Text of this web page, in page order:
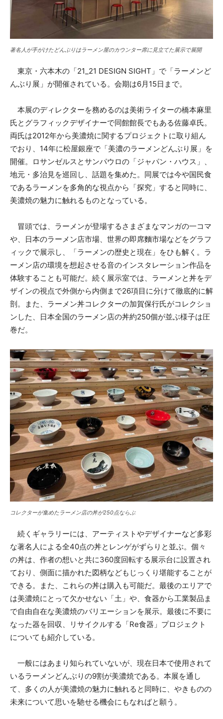
著名人が手がけたどんぶりはラーメン屋のカウンター席に見立てた展示で展開
東京・六本木の「21_21 DESIGN SIGHT」で「ラーメンど
んぶり展」が開催されている。会期は6月15日まで。
本展のディレクターを務めるのは美術ライターの橋本麻里
氏とグラフィックデザイナーで同館館長でもある佐藤卓氏。
両氏は2012年から美濃焼に関するプロジェクトに取り組ん
でおり、14年に松屋銀座で「美濃のラーメンどんぶり展」を
開催。ロサンゼルスとサンパウロの「ジャパン・ハウス」、
地元・多治見を巡回し、話題を集めた。同展では今や国民食
であるラーメンを多角的な視点から「探究」すると同時に、
美濃焼の魅力に触れるものとなっている。
冒頭では、ラーメンが登場するさまざまなマンガの一コマ
や、日本のラーメン店市場、世界の即席麵市場などをグラフ
ィックで展示し、「ラーメンの歴史と現在」をひも解く。ラ
ーメン店の環境を想起させる音のインスタレーション作品を
体験することも可能だ。続く展示室では、ラーメンと丼をデ
ザインの視点で外側から内側まで26項目に分けて徹底的に解
剖。また、ラーメン丼コレクターの加賀保行氏がコレクショ
ンした、日本全国のラーメン店の丼約250個が並ぶ様子は圧
巻だ。
コレクターが集めたラーメン店の丼が250点ならぶ
続くギャラリーには、アーティストやデザイナーなど多彩
な著名人による全40点の丼とレンゲがずらりと並ぶ。個々
の丼は、作者の想いと共に360度回転する展示台に設置され
ており、側面に描かれた図柄などもじっくり堪能することが
できる。また、これらの丼は購入も可能だ。最後のエリアで
は美濃焼にとって欠かせない「土」や、食器から工業製品ま
で自由自在な美濃焼のバリエーションを展示。最後に不要に
なった器を回収、リサイクルする「Re食器」プロジェクト
についても紹介している。
一般にはあまり知られていないが、現在日本で使用されて
いるラーメンどんぶりの9割が美濃焼である。本展を通し
て、多くの人が美濃焼の魅力に触れると同時に、やきものの
未来について思いを馳せる機会にもなればと願う。